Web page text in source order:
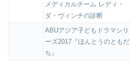
メディカルチーム レディ・
ダ・ヴィンチの診断
ABUアジア子どもドラマシリ
ーズ2017『ほんとうのともだ
ち』